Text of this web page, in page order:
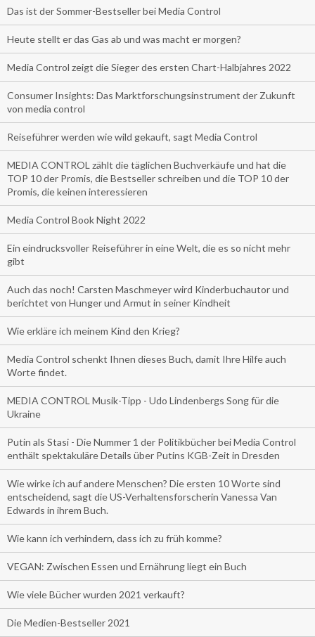
Das ist der Sommer-Bestseller bei Media Control
Heute stellt er das Gas ab und was macht er morgen?
Media Control zeigt die Sieger des ersten Chart-Halbjahres 2022
Consumer Insights: Das Marktforschungsinstrument der Zukunft
von media control
Reiseführer werden wie wild gekauft, sagt Media Control
MEDIA CONTROL zählt die täglichen Buchverkäufe und hat die
TOP 10 der Promis, die Bestseller schreiben und die TOP 10 der
Promis, die keinen interessieren
Media Control Book Night 2022
Ein eindrucksvoller Reiseführer in eine Welt, die es so nicht mehr
gibt
Auch das noch! Carsten Maschmeyer wird Kinderbuchautor und
berichtet von Hunger und Armut in seiner Kindheit
Wie erkläre ich meinem Kind den Krieg?
Media Control schenkt Ihnen dieses Buch, damit Ihre Hilfe auch
Worte findet.
MEDIA CONTROL Musik-Tipp - Udo Lindenbergs Song für die
Ukraine
Putin als Stasi - Die Nummer 1 der Politikbücher bei Media Control
enthält spektakuläre Details über Putins KGB-Zeit in Dresden
Wie wirke ich auf andere Menschen? Die ersten 10 Worte sind
entscheidend, sagt die US-Verhaltensforscherin Vanessa Van
Edwards in ihrem Buch.
Wie kann ich verhindern, dass ich zu früh komme?
VEGAN: Zwischen Essen und Ernährung liegt ein Buch
Wie viele Bücher wurden 2021 verkauft?
Die Medien-Bestseller 2021